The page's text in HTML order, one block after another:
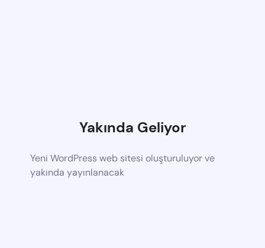
Yakında Geliyor
Yeni WordPress web sitesi oluşturuluyor ve
yakında yayınlanacak